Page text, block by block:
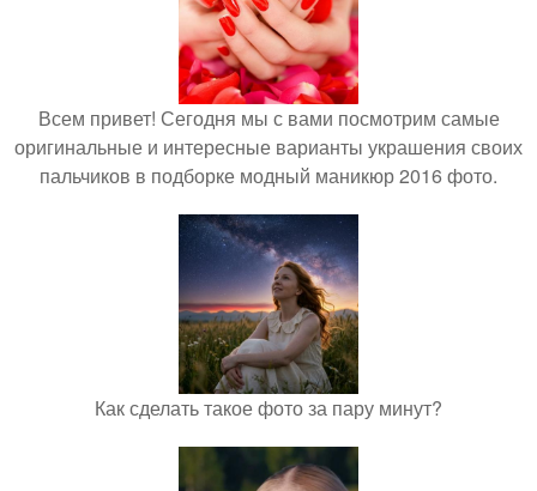
Всем привет! Сегодня мы с вами посмотрим самые
оригинальные и интересные варианты украшения своих
пальчиков в подборке модный маникюр 2016 фото.
Как сделать такое фото за пару минут?